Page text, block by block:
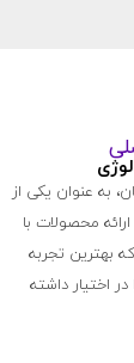
سابقه درخشان، به عنوان یکی از
محصولات با
تجربه
داشته